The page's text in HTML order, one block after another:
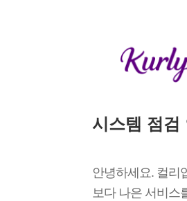
시스템 점검
안녕하세요. 컬리
보다 나은 서비스